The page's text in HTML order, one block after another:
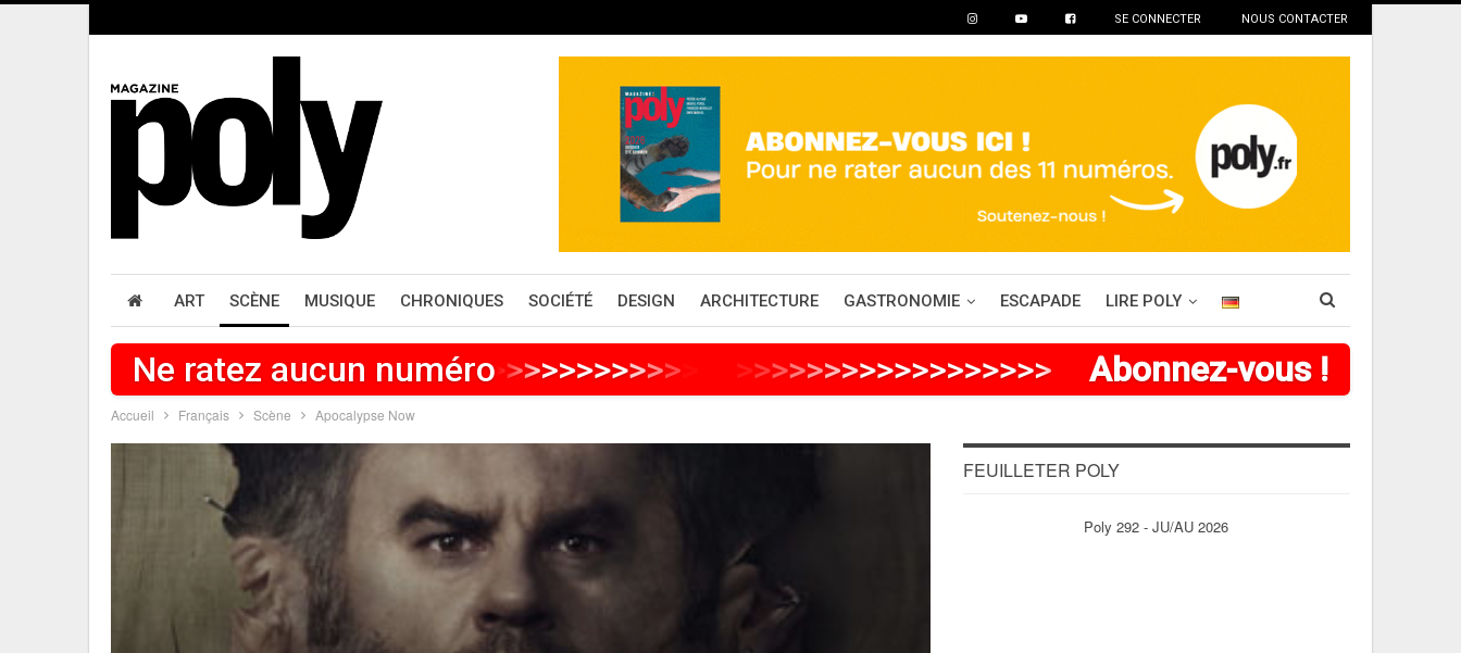
SE CONNECTER NOUS CONTACTER
ART SCÈNE MUSIQUE CHRONIQUES SOCIÉTÉ DESIGN ARCHITECTURE GASTRONOMIE ESCAPADE LIRE POLY
Ne ratez aucun numéro>>>>>>>>>>> >>>>>>>>>>>> >>>>> Abonnez-vous !
Accueil Français Scène Apocalypse Now
FEUILLETER POLY
Poly 292 - JU/AU 2026